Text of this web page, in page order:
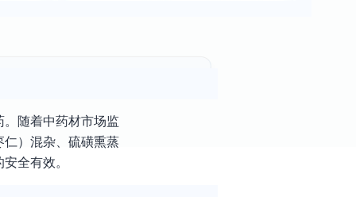
随着中药材市场监
仁）混杂、硫磺熏蒸
全有效。